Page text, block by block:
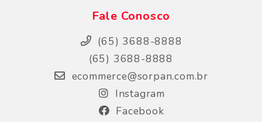
Fale Conosco
(65) 3688-8888
(65) 3688-8888
ecommerce@sorpan.com.br
Instagram
Facebook